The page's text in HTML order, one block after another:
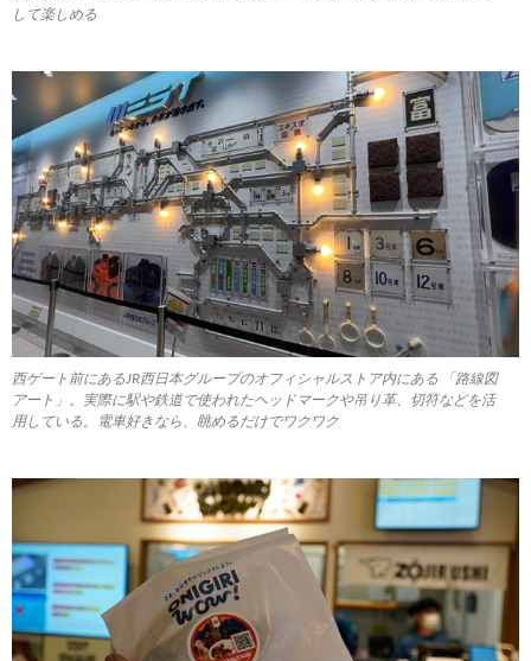
して楽しめる
西ゲート前にあるJR西日本グループのオフィシャルストア内にある 「路線図
アート」。実際に駅や鉄道で使われたヘッドマークや吊り革、切符などを活
用している。電車好きなら、眺めるだけでワクワク